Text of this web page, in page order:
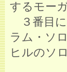
するモー
３番目に
ラム・ソ
ヒルのソ